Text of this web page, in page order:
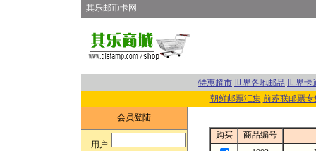
其乐邮币卡网
特惠超市 世界各地邮品 世界卡
朝鲜邮票汇集 前苏联邮票专
会员登陆
用户:
购买
商品编号